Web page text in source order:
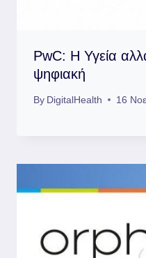
PwC: Η Υγεία
ψηφιακή
By DigitalHealth 16